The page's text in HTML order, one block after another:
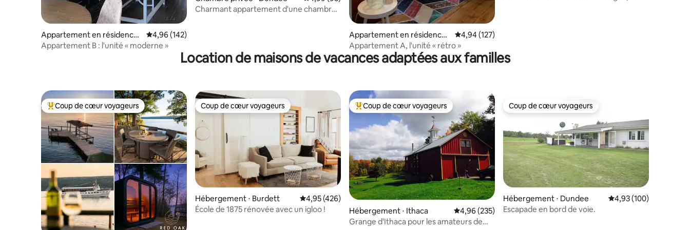
Appartement en résidence ⋅
Elmira
Évaluation moyenne sur la base de 142 commentaires : 4,96 sur 5
4,96 (142)
Appartement B : l'unité « moderne »
Charmant appartement d'une chambre
Appartement en résidence ⋅
Elmira
Évaluation moyenne sur la base de 127 commentaires : 4,94 sur 5
4,94 (127)
Appartement A, l'unité « rétro »
Location de maisons de vacances adaptées aux familles
Coups de cœur voyageurs les plus appréciés
Coup de cœur voyageurs Coup de cœur voyageurs
Coup de cœur voyageurs
Hébergement ⋅ Burdett Évaluation moyenne sur la base de 426 commentaires : 4,95 sur 5
4,95 (426)
École de 1875 rénovée avec un igloo !
Coups de cœur voyageurs les plus appréciés
Coup de cœur voyageurs
Hébergement ⋅ Ithaca Évaluation moyenne sur la base de 235 commentaires : 4,96 sur 5
4,96 (235)
Grange d'Ithaca pour les amateurs de
Coup de cœur voyageurs
Coup de cœur voyageurs
Hébergement ⋅ Dundee Évaluation moyenne
4,93 (100)
Escapade en bord de voie.